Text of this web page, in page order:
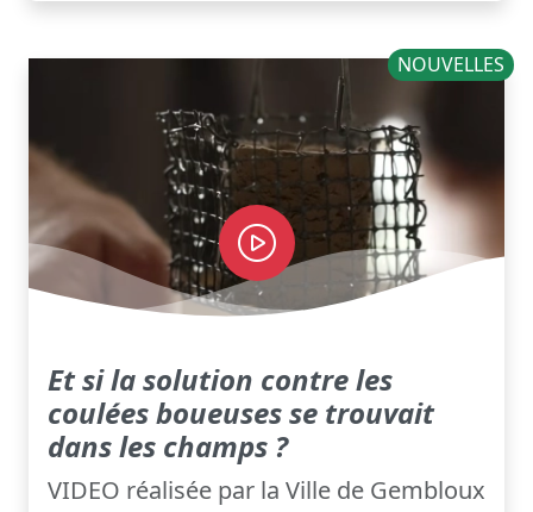
NOUVELLES
Et si la solution contre les
coulées boueuses se trouvait
dans les champs ?
VIDEO réalisée par la Ville de Gembloux